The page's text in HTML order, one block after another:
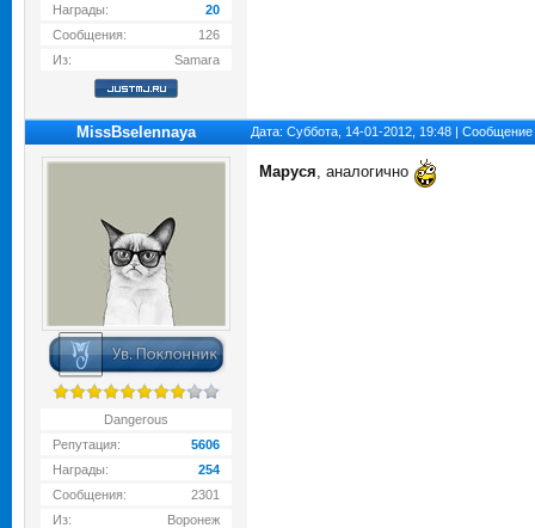
Награды:
20
Сообщения:
126
Из:
Samara
MissBselennaya Дата: Суббота, 14-01-2012, 19:48 |
Dangerous
Репутация:
5606
Награды:
254
Сообщения:
2301
Из:
Воронеж
Маруся , аналогично